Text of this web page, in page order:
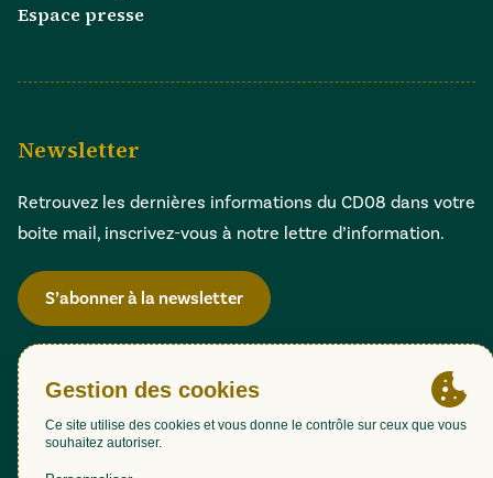
Espace presse
Newsletter
Retrouvez les dernières informations du CD08 dans votre
boite mail, inscrivez-vous à notre lettre d’information.
S’abonner à la newsletter
Gestion des cookies
Accessibilité : partiellement conforme (98,51%)
Mentions légales